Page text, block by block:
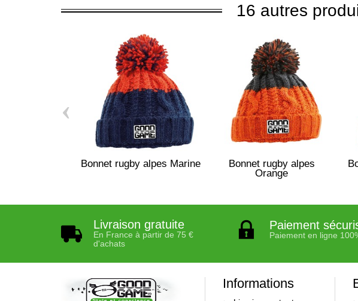
16 autres
Bonnet rugby alpes Marine
Bonnet rugby alpes
Orange
‹
Livraison gratuite
En France à partir de 75 €
d'achats
Paiement
Paiement en ligne
Informations